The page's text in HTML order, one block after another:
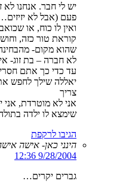
יש לי חבר. אנחנו לא
פעם (אבל לא
ואין לו כוח, או
קוראת טור כזה,
שהוא מקום-
לא חברה – בת זוג-
עד כדי כך אתם
יאללה שילך לחפש
צריך
אני לא מוטרדת, אני
שימצא לו ילדה בתולה בת 18.
הגיבו לרקפת
הינני כאן- אישה
9/28/2004 12:36
גברים יקרים…